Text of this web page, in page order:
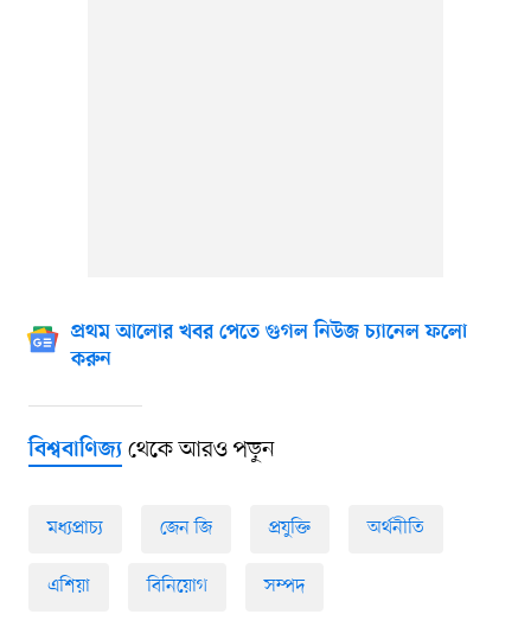
প্রথম আলোর খবর পেতে গুগল নিউজ চ্যানেল ফলো
করুন
বিশ্ববাণিজ্যথেকে আরও পড়ুন
মধ্যপ্রাচ্য জেন জি প্রযুক্তি অর্থনীতি
এশিয়া বিনিয়োগ সম্পদ